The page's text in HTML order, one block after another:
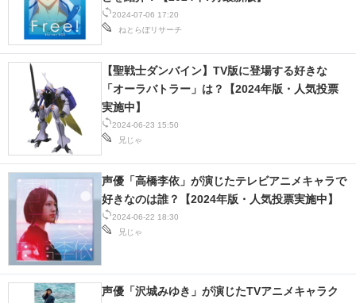
2024-07-06 17:20
ねとらぼリサーチ
2024-06-23 15:50
兄じゃ
【聖戦士ダンバイン】TV版に登場する好きな
「オーラバトラー」は？【2024年版・人気投票
実施中】
2024-06-22 18:30
兄じゃ
声優「高橋李依」が演じたテレビアニメキャラで
好きなのは誰？【2024年版・人気投票実施中】
声優「沢城みゆき」が演じたTVアニメキャラク